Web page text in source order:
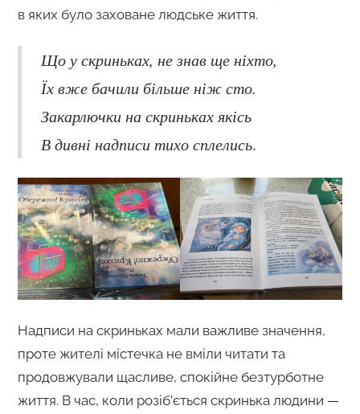
в яких було заховане людське життя.
Що у скриньках, не знав ще ніхто,
Їх вже бачили більше ніж сто.
Закарлючки на скриньках якісь
В дивні надписи тихо сплелись.
Надписи на скриньках мали важливе значення,
проте жителі містечка не вміли читати та
продовжували щасливе, спокійне безтурботне
життя. В час, коли розіб’ється скринька людини —